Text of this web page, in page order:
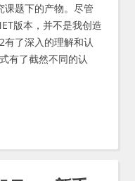
课题下的产物。尽管
版本，并不是我创造
有了深入的理解和认
有了截然不同的认